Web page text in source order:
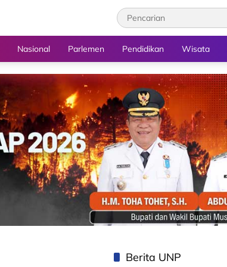
Nasional Parlemen Pendidikan Wisata
Berita UNP